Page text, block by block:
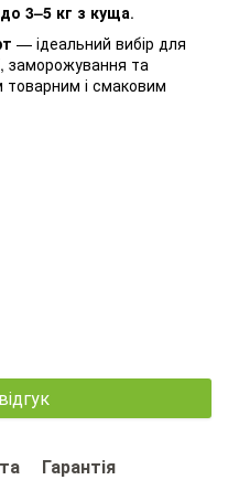
3–5 кг з куща.
— ідеальний вибір для
заморожування та
товарним і смаковим
Гарантія